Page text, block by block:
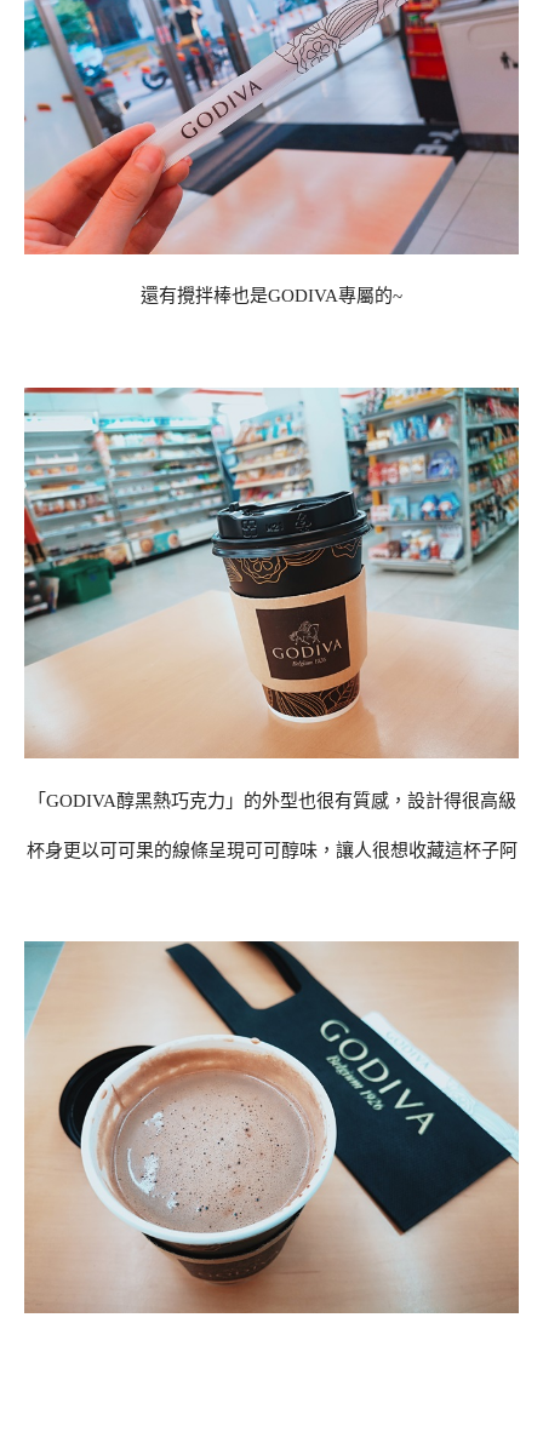
還有攪拌棒也是GODIVA專屬的~
「GODIVA醇黑熱巧克力」的外型也很有質感，設計得很高級
杯身更以可可果的線條呈現可可醇味，讓人很想收藏這杯子阿